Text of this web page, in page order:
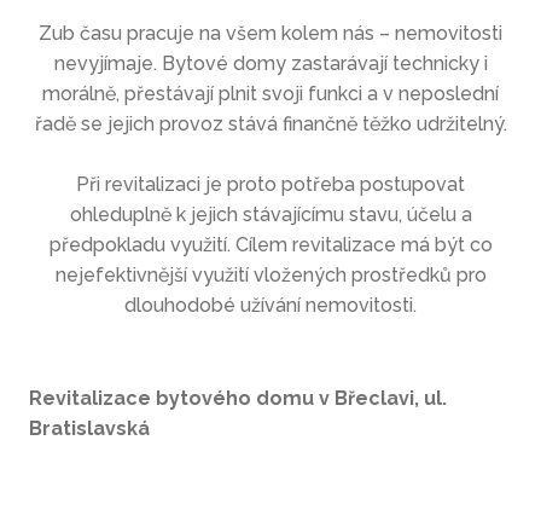
Zub času pracuje na všem kolem nás – nemovitosti
nevyjímaje. Bytové domy zastarávají technicky i
morálně, přestávají plnit svoji funkci a v neposlední
řadě se jejich provoz stává finančně těžko udržitelný.
Při revitalizaci je proto potřeba postupovat
ohleduplně k jejich stávajícímu stavu, účelu a
předpokladu využití. Cílem revitalizace má být co
nejefektivnější využití vložených prostředků pro
dlouhodobé užívání nemovitosti.
Revitalizace bytového domu v Břeclavi, ul.
Bratislavská